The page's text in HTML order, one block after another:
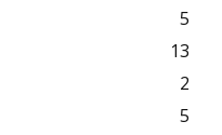
5
13
2
5